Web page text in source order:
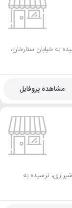
نرسیده به خیابان ستارخان،
مشاهده پروفایل
شیرازی، نرسیده به